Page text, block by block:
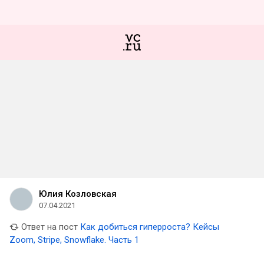
Юлия Козловская
07.04.2021
Ответ на пост Как добиться гиперроста? Кейсы
Zoom, Stripe, Snowflake. Часть 1